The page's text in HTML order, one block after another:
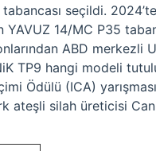
tabancası seçildi.
YAVUZ 14/MC P35
ABD merkezli
TP9 hangi modeli
Ödülü (ICA)
ateşli silah üreticisi